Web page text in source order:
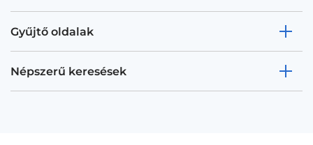
Gyűjtő oldalak
Népszerű keresések